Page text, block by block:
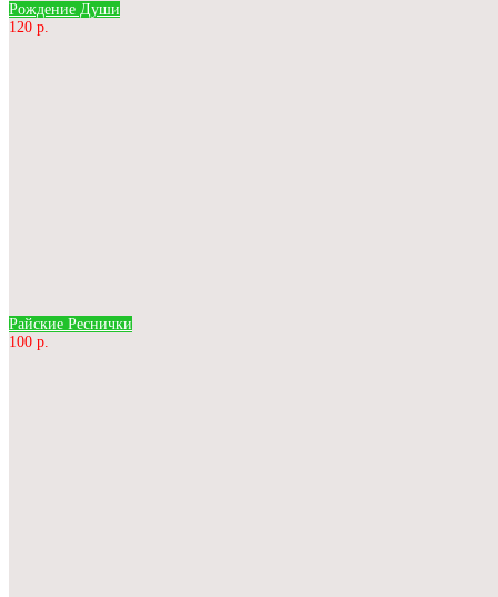
Рождение Души
120 р.
Райские Реснички
100 р.